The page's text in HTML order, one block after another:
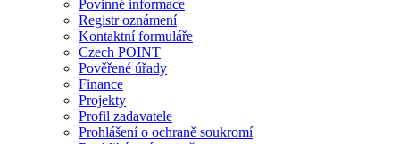
Povinné informace
Registr oznámení
Kontaktní formuláře
Czech POINT
Pověřené úřady
Finance
Projekty
Profil zadavatele
Prohlášení o ochraně soukromí